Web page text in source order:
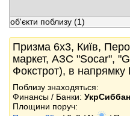
об'єкти поблизу (1)
Призма 6x3, Київ,
маркет, АЗС "Socar",
Фокстрот), в напрямку
Поблизу знаходяться:
Финансы / Банки:
Площини поруч: